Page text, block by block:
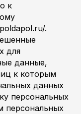
к
.
для
данные,
к которым
данных
персональных
персональных